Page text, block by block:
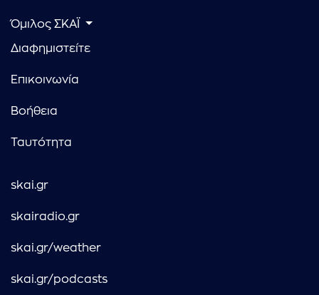
Όμιλος ΣΚΑΪ
Διαφημιστείτε
Επικοινωνία
Βοήθεια
Ταυτότητα
skai.gr
skairadio.gr
skai.gr/weather
skai.gr/podcasts